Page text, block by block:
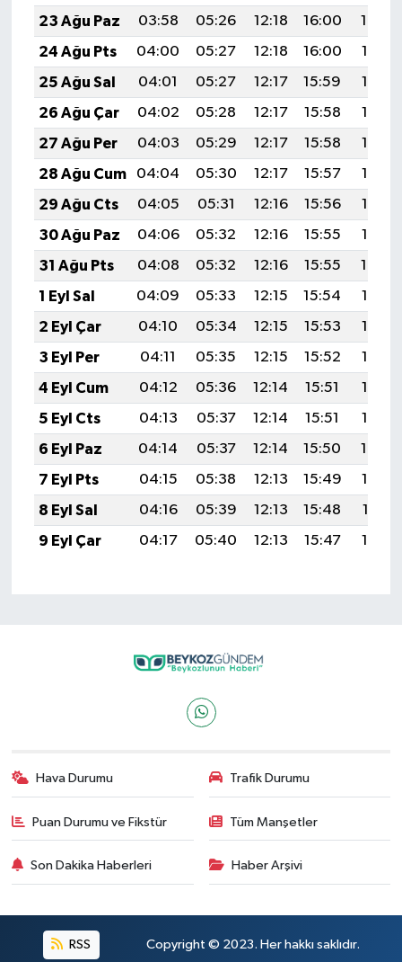
23 Ağu Paz
03:58 05:26 12:18 16:00
19:00
24 Ağu Pts
04:00 05:27 12:18 16:00
18:59
25 Ağu Sal
04:01 05:27 12:17 15:59
18:58
26 Ağu Çar
04:02 05:28 12:17 15:58
18:56
27 Ağu Per
04:03 05:29 12:17 15:58
18:55
28 Ağu Cum
04:04 05:30 12:17 15:57
18:53
29 Ağu Cts
04:05 05:31 12:16 15:56
18:52
30 Ağu Paz
04:06 05:32 12:16 15:55
18:50
31 Ağu Pts
04:08 05:32 12:16 15:55
18:49
1 Eyl Sal
04:09 05:33 12:15 15:54
18:48
2 Eyl Çar
04:10 05:34 12:15 15:53
18:46
3 Eyl Per
04:11 05:35 12:15 15:52
18:45
4 Eyl Cum
04:12 05:36 12:14 15:51
18:43
5 Eyl Cts
04:13 05:37 12:14 15:51
18:42
6 Eyl Paz
04:14 05:37 12:14 15:50
18:40
7 Eyl Pts
04:15 05:38 12:13 15:49
18:39
8 Eyl Sal
04:16 05:39 12:13 15:48
18:37
9 Eyl Çar
04:17 05:40 12:13 15:47 18:36
Hava Durumu Trafik Durumu
Puan Durumu ve Fikstür Tüm Manşetler
Son Dakika Haberleri Haber Arşivi
RSS Copyright © 2023. Her hakkı saklıdır.